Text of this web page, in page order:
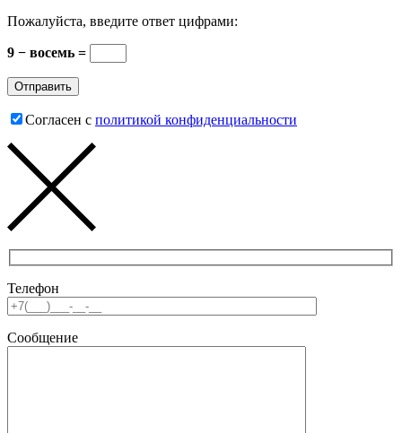
Пожалуйста, введите ответ цифрами:
9 − восемь =
Согласен с политикой конфиденциальности
Телефон
Сообщение